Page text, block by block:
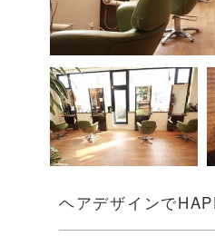
ヘアデザインで